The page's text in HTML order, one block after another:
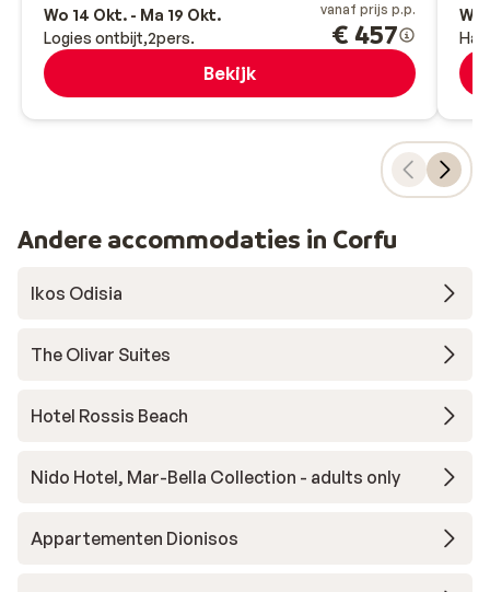
Wo 14 Okt. - Ma 19 Okt.
Logies ontbijt 2pers.
vanaf prijs p.p.
€ 457
Bekijk
Wo
Andere accommodaties in Corfu
Ikos Odisia
The Olivar Suites
Hotel Rossis Beach
Nido Hotel, Mar-Bella Collection - adults only
Appartementen Dionisos